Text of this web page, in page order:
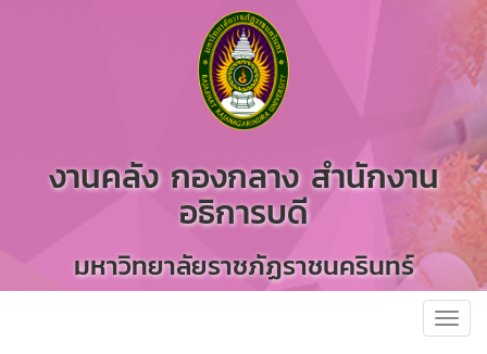
งานคลัง กองกลาง สำนักงาน
อธิการบดี
มหาวิทยาลัยราชภัฏราชนครินทร์